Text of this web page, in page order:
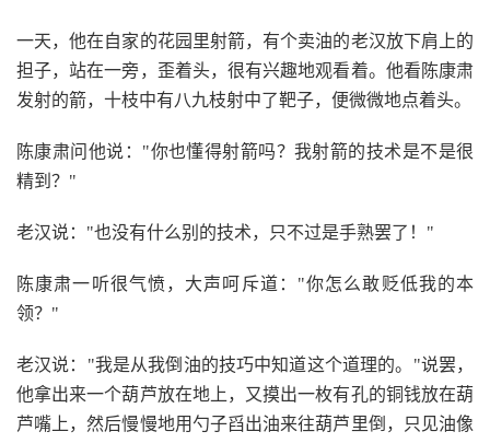
一天，他在自家的花园里射箭，有个卖油的老汉放下肩上的
担子，站在一旁，歪着头，很有兴趣地观看着。他看陈康肃
发射的箭，十枝中有八九枝射中了靶子，便微微地点着头。
陈康肃问他说："你也懂得射箭吗？我射箭的技术是不是很
精到？"
老汉说："也没有什么别的技术，只不过是手熟罢了！"
陈康肃一听很气愤，大声呵斥道："你怎么敢贬低我的本
领？"
老汉说："我是从我倒油的技巧中知道这个道理的。"说罢，
他拿出来一个葫芦放在地上，又摸出一枚有孔的铜钱放在葫
芦嘴上，然后慢慢地用勺子舀出油来往葫芦里倒，只见油像